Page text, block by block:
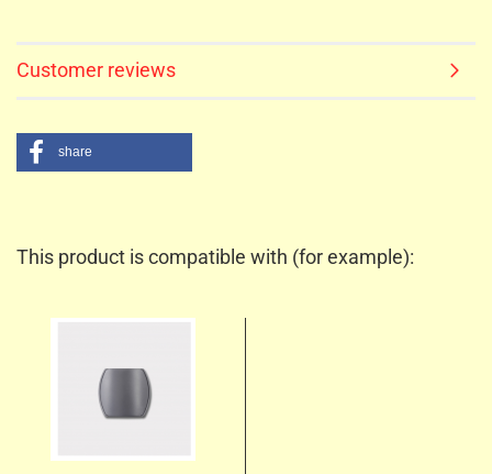
Customer reviews
share
This product is compatible with (for example):